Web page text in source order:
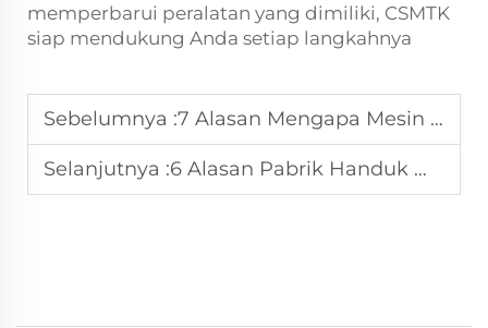
memperbarui peralatan yang dimiliki, CSMTK
siap mendukung Anda setiap langkahnya
Sebelumnya :7 Alasan Mengapa Mesin Pemotong Ultrasonik Layak untuk Diinvestasikan
Selanjutnya :6 Alasan Pabrik Handuk Memercayai Mesin Jahit Kami